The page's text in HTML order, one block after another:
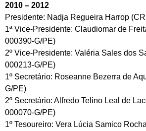
2010 – 2012
Presidente: Nadja Regueira Harrop
1ª Vice-Presidente: Claudiomar de
000390-G/PE)
2º Vice-Presidente: Valéria Sales dos
000213-G/PE)
1º Secretário: Roseanne Bezerra de
G/PE)
2º Secretário: Alfredo Telino Leal de
000070-G/PE)
1º Tesoureiro: Vera Lúcia Samico